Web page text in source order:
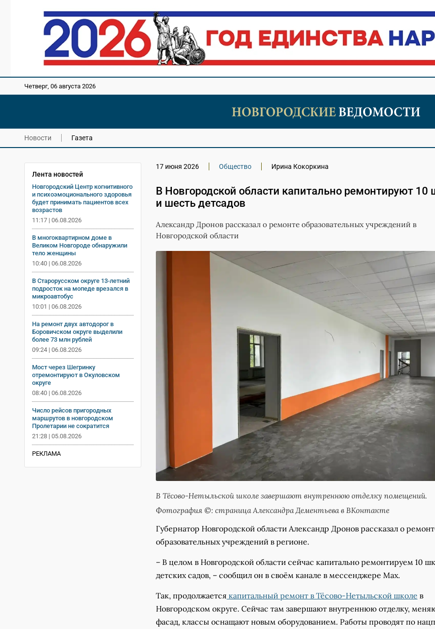
Четверг, 06 августа 2026
Новости Газета
Лента новостей
Новгородский Центр когнитивного
и психоэмоционального здоровья
будет принимать пациентов всех
возрастов
11:17 | 06.08.2026
В многоквартирном доме в
Великом Новгороде обнаружили
тело женщины
10:40 | 06.08.2026
В Старорусском округе 13-летний
подросток на мопеде врезался в
микроавтобус
10:01 | 06.08.2026
На ремонт двух автодорог в
Боровичском округе выделили
более 73 млн рублей
09:24 | 06.08.2026
Мост через Шегринку
отремонтируют в Окуловском
округе
08:40 | 06.08.2026
Число рейсов пригородных
маршрутов в новгородском
Пролетарии не сократится
21:28 | 05.08.2026
РЕКЛАМА
17 июня 2026 Общество Ирина Кокоркина
В Новгородской области капитально ремонтируют 10
и шесть детсадов
Александр Дронов рассказал о ремонте образовательных учреждений в
Новгородской области
В Тёсово-Нетыльской школе завершают внутреннюю отделку помещений.
Фотография ©: страница Александра Дементьева в ВКонтакте
Губернатор Новгородской области Александр Дронов рассказал о
образовательных учреждений в регионе.
– В целом в Новгородской области сейчас капитально ремонтируем 10
детских садов, – сообщил он в своём канале в мессенджере Мах.
Так, продолжается капитальный ремонт в Тёсово-Нетыльской школе в
Новгородском округе. Сейчас там завершают внутреннюю отделку,
фасад, классы оснащают новым оборудованием. Работы проводят по